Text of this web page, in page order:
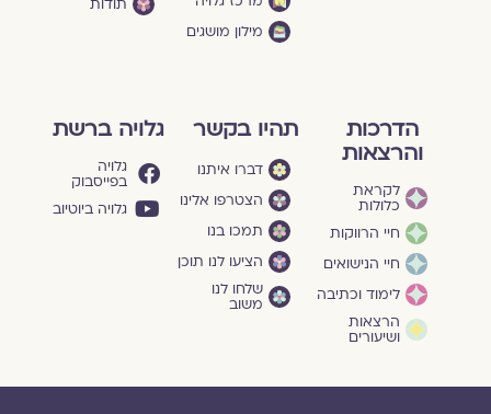
מילון מושגים
תודות
הדרכות
והרצאות
לקראת
כלולות
חיי הרווקות
חיי הנישואים
לימוד וכתיבה
הרצאות
ושיעורים
תהיו בקשר
דברו איתנו
הצטרפו אלינו
תמכו בנו
הציעו לנו תוכן
שלחו לנו
משוב
גלויה ברשת
גלויה
בפייסבוק
גלויה ביוטיוב